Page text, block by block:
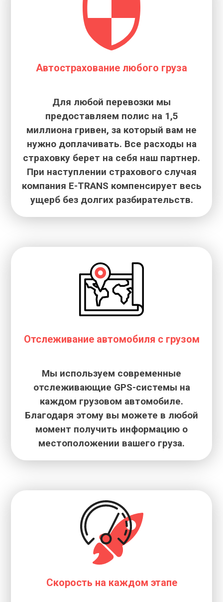
Автострахование любого груза
Для любой перевозки мы
предоставляем полис на 1,5
миллиона гривен, за который вам не
нужно доплачивать. Все расходы на
страховку берет на себя наш партнер.
При наступлении страхового случая
компания E-TRANS компенсирует весь
ущерб без долгих разбирательств.
Отслеживание автомобиля с грузом
Мы используем современные
отслеживающие GPS-системы на
каждом грузовом автомобиле.
Благодаря этому вы можете в любой
момент получить информацию о
местоположении вашего груза.
Скорость на каждом этапе